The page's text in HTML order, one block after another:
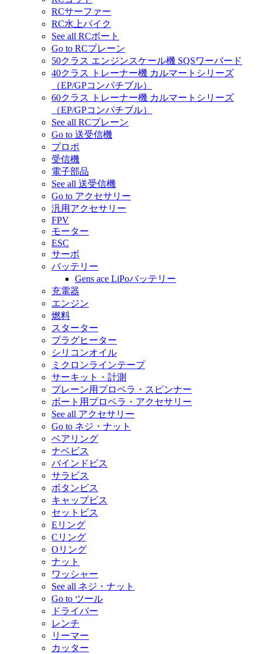
RCサーファー
RC水上バイク
See all RCボート
Go to RCプレーン
50クラス エンジンスケール機 SQSワーバード
40クラス トレーナー機 カルマートシリーズ
（EP/GPコンパチブル）
60クラス トレーナー機 カルマートシリーズ
（EP/GPコンパチブル）
See all RCプレーン
Go to 送受信機
プロポ
受信機
電子部品
See all 送受信機
Go to アクセサリー
汎用アクセサリー
FPV
モーター
ESC
サーボ
バッテリー
Gens ace LiPoバッテリー
充電器
エンジン
燃料
スターター
プラグヒーター
シリコンオイル
ミクロンラインテープ
サーキット・計測
プレーン用プロペラ・スピンナー
ボート用プロペラ・アクセサリー
See all アクセサリー
Go to ネジ・ナット
ベアリング
ナベビス
バインドビス
サラビス
ボタンビス
キャップビス
セットビス
Eリング
Cリング
Oリング
ナット
ワッシャー
See all ネジ・ナット
Go to ツール
ドライバー
レンチ
リーマー
カッター